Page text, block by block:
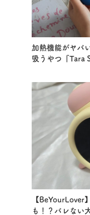
加熱機能がヤバ
吸うやつ『Tara
【BeYourLover
も！？バレない